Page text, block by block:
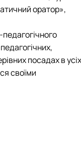
оратор»,
посадах в усіх
своїми